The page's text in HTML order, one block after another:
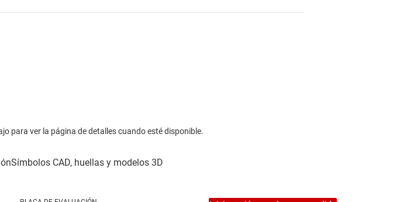
para ver la página de detalles cuando esté disponible.